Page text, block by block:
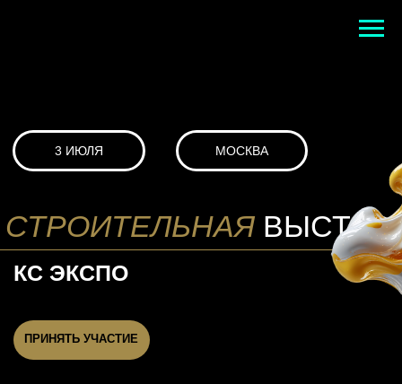
СТРОИТЕЛЬНАЯВЫСТАВКА
О ВСТРЕЧЕ